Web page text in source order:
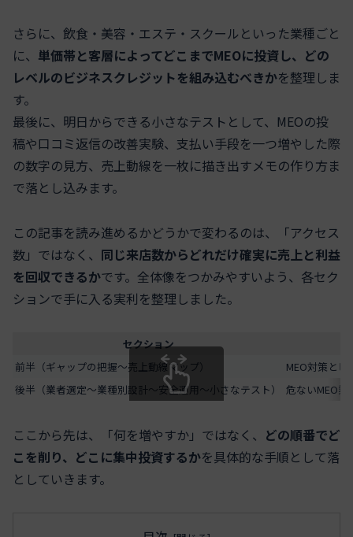
さらに、飲食・美容・エステ・スクールといった業種ごと
に、 単価帯と客層によってどこまでMEOに投資し、どの
レベルのビジネスクレジットを組み込むべきかを整理しま
す。
最後に、明日からできる小さなテストとして、MEOの投
稿や口コミ返信の改善実験、支払い手段を一つ増やした際
の数字の見方、売上動線を一枚に描き出すメモの作り方ま
で落とし込みます。
この記事を読み進めるかどうかで変わるのは、「アクセス
数」ではなく、 同じ来店数からどれだけ確実に売上と利益
を回収できるかです。全体像をつかみやすいよう、各セク
ションで手に入る実利を整理しました。
セクション
前半（ギャップの把握〜売上動線マップ）
MEO対策と
後半（業者選定〜業種別設計〜安全運用〜小さなテスト）
危ないMEO
スクロールできます
ここから先は、「何を増やすか」ではなく、 どの順番でど
こを削り、どこに集中投資するかを具体的な手順として落
としていきます。